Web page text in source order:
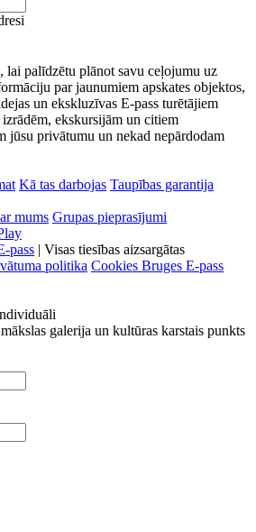
lai palīdzētu plānot savu ceļojumu uz
par jaunumiem apskates objektos,
un ekskluzīvas E-pass turētājiem
izrādēm, ekskursijām un citiem
jūsu privātumu un nekad nepārdodam
Kā tas darbojas Taupības garantija
mums Grupas pieprasījumi
pass | Visas tiesības aizsargātas
politika Cookies Bruges E-pass
galerija un kultūras karstais punkts